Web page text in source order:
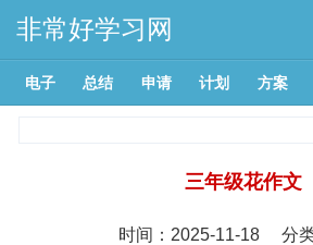
非常好学习网
电子 总结 申请 计划 方案
三年级花作文
时间：2025-11-18 分类